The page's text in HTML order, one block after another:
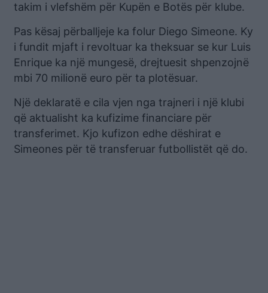
takim i vlefshëm për Kupën e Botës për klube.
Pas kësaj përballjeje ka folur Diego Simeone. Ky
i fundit mjaft i revoltuar ka theksuar se kur Luis
Enrique ka një mungesë, drejtuesit shpenzojnë
mbi 70 milionë euro për ta plotësuar.
Një deklaratë e cila vjen nga trajneri i një klubi
që aktualisht ka kufizime financiare për
transferimet. Kjo kufizon edhe dëshirat e
Simeones për të transferuar futbollistët që do.